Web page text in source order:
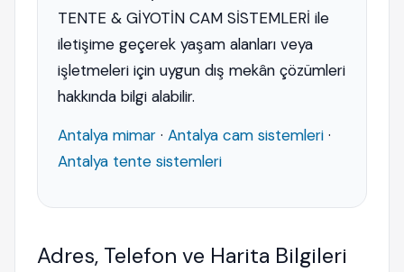
TENTE & GİYOTİN CAM SİSTEMLERİ ile
iletişime geçerek yaşam alanları veya
işletmeleri için uygun dış mekân çözümleri
hakkında bilgi alabilir.
Antalya mimar · Antalya cam sistemleri ·
Antalya tente sistemleri
Adres, Telefon ve Harita Bilgileri